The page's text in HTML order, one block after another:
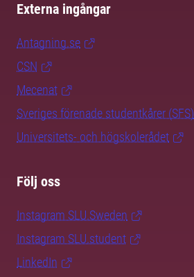
Externa ingångar
Antagning.se
CSN
Mecenat
Sveriges förenade studentkårer (SFS)
Universitets- och högskolerådet
Följ oss
Instagram SLU.Sweden
Instagram SLU.student
LinkedIn